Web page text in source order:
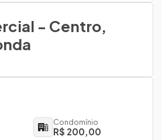
- Centro,
Condomínio
R$ 200,00